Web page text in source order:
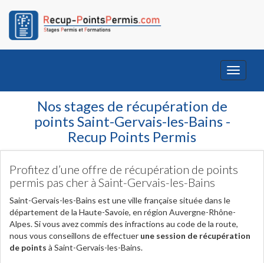
Toggle
Nos stages de récupération de
points Saint-Gervais-les-Bains -
Recup Points Permis
Profitez d’une offre de récupération de points
permis pas cher à Saint-Gervais-les-Bains
Saint-Gervais-les-Bains est une ville française située dans le
département de la Haute-Savoie, en région Auvergne-Rhône-
Alpes. Si vous avez commis des infractions au code de la route,
nous vous conseillons de effectuer une session de récupération
de points à Saint-Gervais-les-Bains.